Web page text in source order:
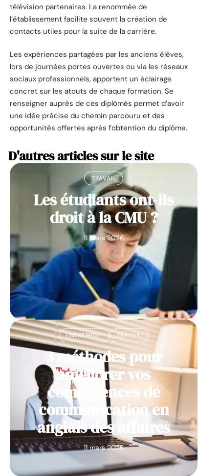
télévision partenaires. La renommée de
l’établissement facilite souvent la création de
contacts utiles pour la suite de la carrière.
Les expériences partagées par les anciens élèves,
lors de journées portes ouvertes ou via les réseaux
sociaux professionnels, apportent un éclairage
concret sur les atouts de chaque formation. Se
renseigner auprès de ces diplômés permet d’avoir
une idée précise du chemin parcouru et des
opportunités offertes après l’obtention du diplôme.
D'autres articles sur le site
TRAVAIL
Les étudiants ont-ils
droit à la CMU ?
11 mars 2026
ENTREPRISE TRAVAIL
3 méthodes pour
améliorer vos
compétences de
communication en
anglais des affaires
11 mars 2026